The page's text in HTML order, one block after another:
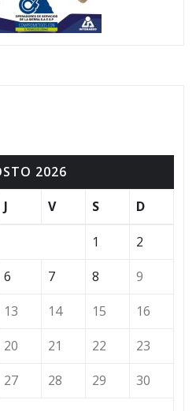
2026
J V S D
1
2
6 7 8
9
13 14 15
16
20 21 22
23
27 28 29
30